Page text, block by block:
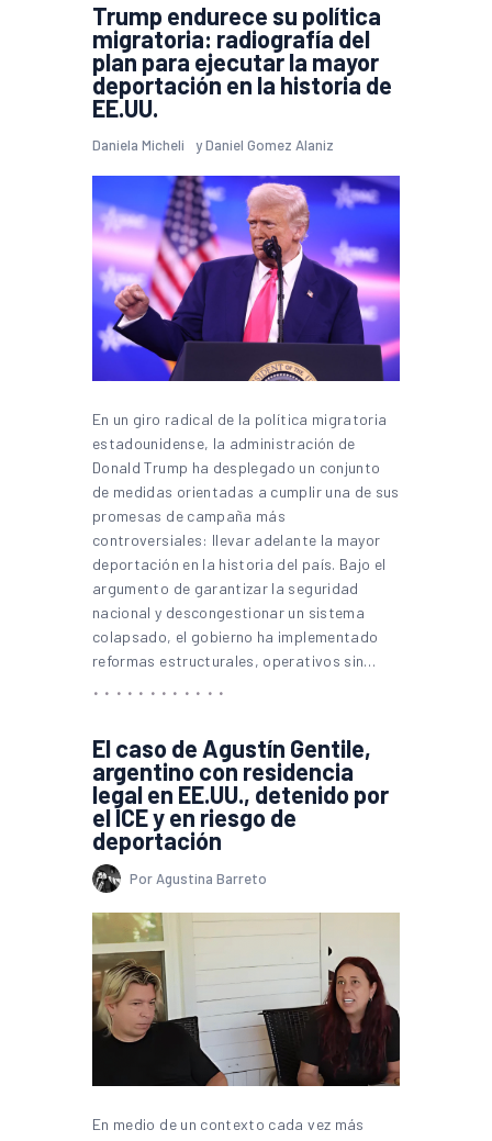
Trump endurece su política
migratoria: radiografía del
plan para ejecutar la mayor
deportación en la historia de
EE.UU.
Daniela Micheli yDaniel Gomez Alaniz
En un giro radical de la política migratoria
estadounidense, la administración de
Donald Trump ha desplegado un conjunto
de medidas orientadas a cumplir una de sus
promesas de campaña más
controversiales: llevar adelante la mayor
deportación en la historia del país. Bajo el
argumento de garantizar la seguridad
nacional y descongestionar un sistema
colapsado, el gobierno ha implementado
reformas estructurales, operativos sin…
El caso de Agustín Gentile,
argentino con residencia
legal en EE.UU., detenido por
el ICE y en riesgo de
deportación
Por Agustina Barreto
En medio de un contexto cada vez más